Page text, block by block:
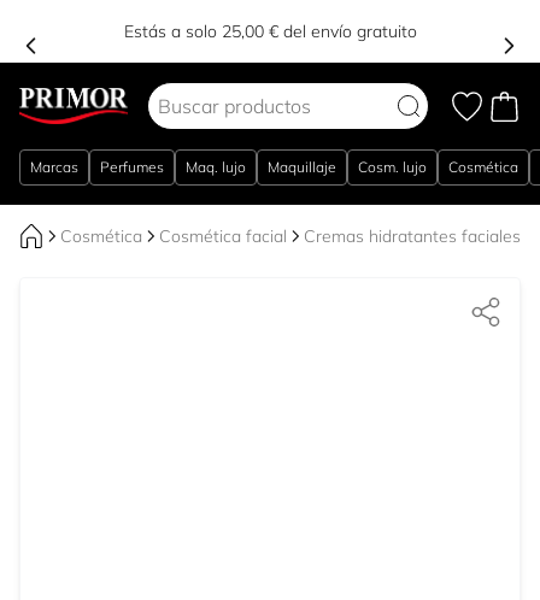
Estás a solo 25,00 € del envío gratuito
Marcas Perfumes Maq. lujo Maquillaje Cosm. lujo Cosmética
Cosmética Cosmética facial Cremas hidratantes faciales